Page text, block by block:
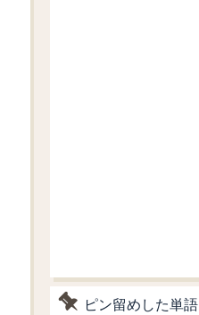
ピン留めした単語